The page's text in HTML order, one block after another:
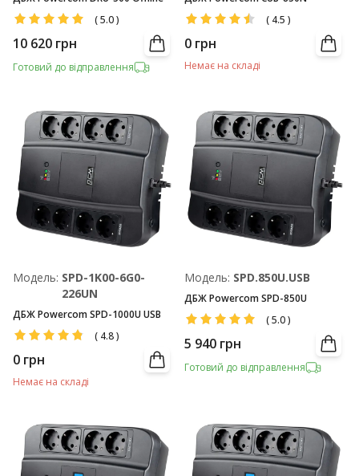
(5.0)
10 620 грн
Готовий до відправлення
( 4.5 )
0 грн
Немає на складі
Модель: SPD-1K00-6G0-
226UN
ДБЖ Powercom SPD-1000U USB
( 4.8)
0 грн
Немає на складі
Модель: SPD.850U.USB
ДБЖ Powercom SPD-850U
(5.0)
5 940 грн
Готовий до відправлення